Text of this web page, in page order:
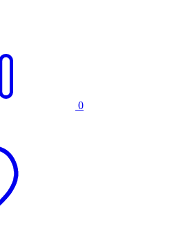
0